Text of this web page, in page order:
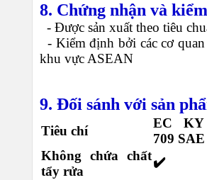
8. Chứng nhận và
- Được sản xuất theo tiêu
- Kiểm định bởi các cơ
khu vực ASEAN
9. Đối sánh với sản
Tiêu chí
EC
709 SAE
Không chứa chất
tẩy rửa
✔️